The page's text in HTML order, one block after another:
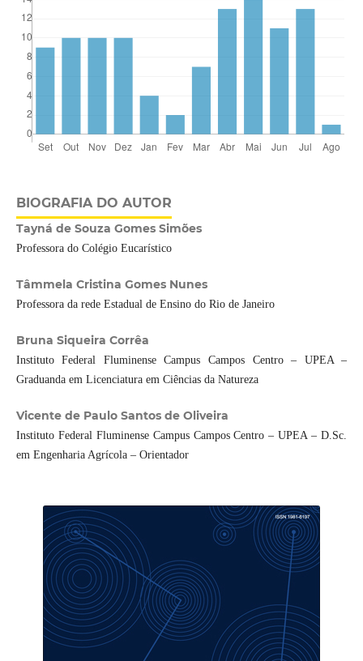
BIOGRAFIA DO AUTOR
Tayná de Souza Gomes Simões
Professora do Colégio Eucarístico
Tâmmela Cristina Gomes Nunes
Professora da rede Estadual de Ensino do Rio de Janeiro
Bruna Siqueira Corrêa
Instituto Federal Fluminense Campus Campos Centro – UPEA –
Graduanda em Licenciatura em Ciências da Natureza
Vicente de Paulo Santos de Oliveira
Instituto Federal Fluminense Campus Campos Centro – UPEA – D.Sc.
em Engenharia Agrícola – Orientador